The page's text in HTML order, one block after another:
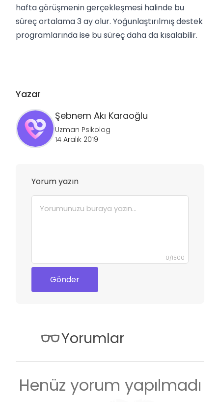
hafta görüşmenin gerçekleşmesi halinde bu
süreç ortalama 3 ay olur. Yoğunlaştırılmış destek
programlarında ise bu süreç daha da kısalabilir.
Yazar
Şebnem Akı Karaoğlu
Uzman Psikolog
14 Aralık 2019
Yorum yazın
0/1500
Gönder
Yorumlar
Henüz yorum yapılmadı